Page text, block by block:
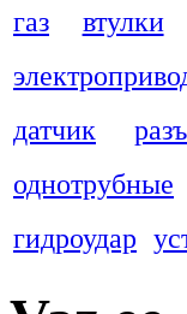
газ
втулки
датчик
однотрубные
гидроудар